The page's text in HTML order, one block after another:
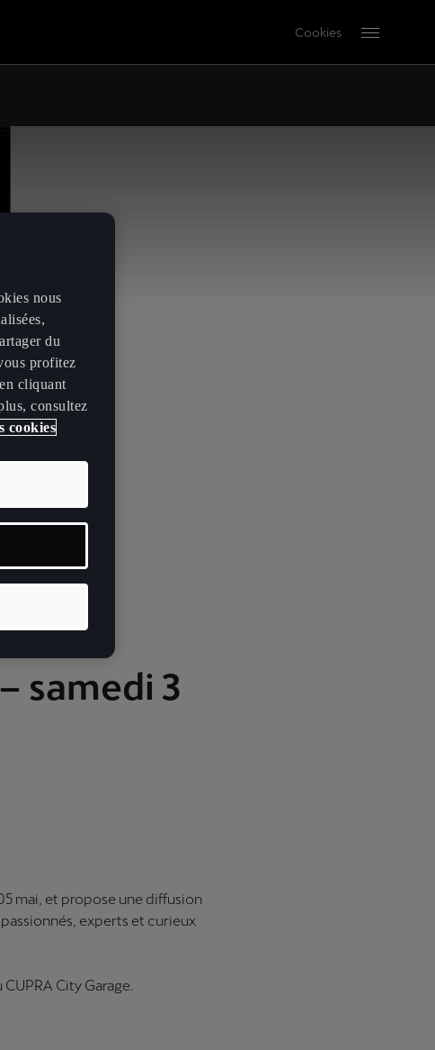
Cookies
samedi 3
mai, et propose une diffusion
experts et curieux
City Garage.
nous
du
profitez
cliquant
consultez
cookies